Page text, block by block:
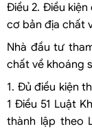
Điều 2. Điều
cơ bản địa chất
Nhà đầu tư
chất về khoáng
1. Đủ điều kiện
1 Điều 51 Luật
thành lập theo